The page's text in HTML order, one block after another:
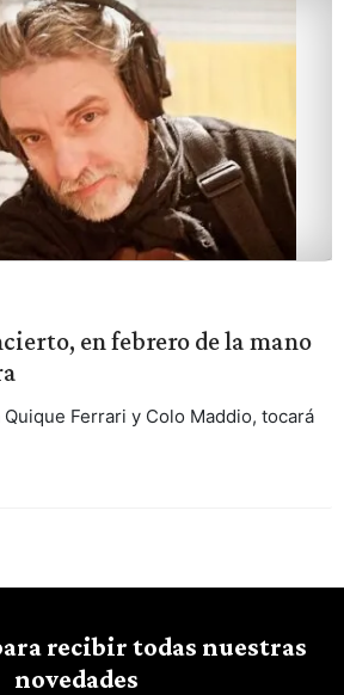
en febrero de la mano
Ferrari y Colo Maddio, tocará
recibir todas nuestras
novedades